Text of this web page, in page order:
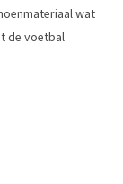
wat
de voetbal